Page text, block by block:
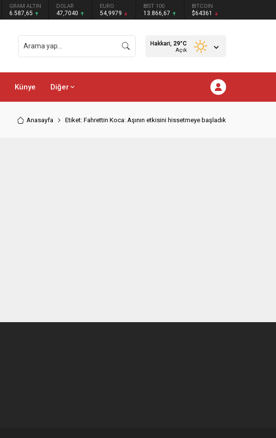
GRAM ALTIN
6.587,65
DOLAR
47,7040
EURO
54,9979
BIST 100
13.866,67
BITCOIN
$64361
Hakkari, 29°C
Açık
Künye Diğer
Anasayfa Etiket: Fahrettin Koca: Aşının etkisini hissetmeye başladık